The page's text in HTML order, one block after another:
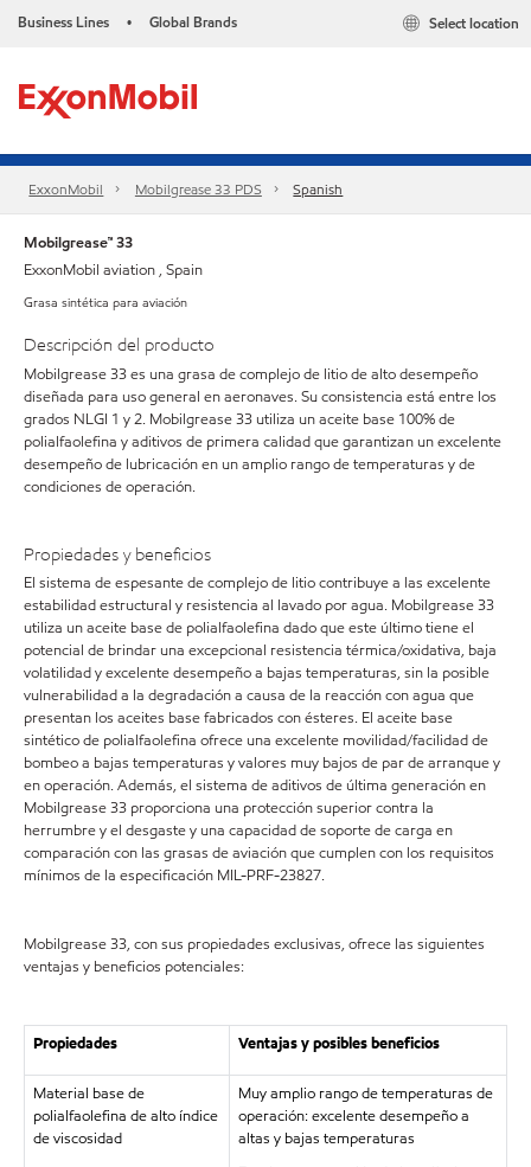
Business Lines • Global Brands Select location
ExxonMobil Mobilgrease 33 PDS Spanish
Mobilgrease™ 33
ExxonMobil aviation , Spain
Grasa sintética para aviación
Descripción del producto
Mobilgrease 33 es una grasa de complejo de litio de alto desempeño
diseñada para uso general en aeronaves. Su consistencia está entre los
grados NLGI 1 y 2. Mobilgrease 33 utiliza un aceite base 100% de
polialfaolefina y aditivos de primera calidad que garantizan un excelente
desempeño de lubricación en un amplio rango de temperaturas y de
condiciones de operación.
Propiedades y beneficios
El sistema de espesante de complejo de litio contribuye a las excelente
estabilidad estructural y resistencia al lavado por agua. Mobilgrease 33
utiliza un aceite base de polialfaolefina dado que este último tiene el
potencial de brindar una excepcional resistencia térmica/oxidativa, baja
volatilidad y excelente desempeño a bajas temperaturas, sin la posible
vulnerabilidad a la degradación a causa de la reacción con agua que
presentan los aceites base fabricados con ésteres. El aceite base
sintético de polialfaolefina ofrece una excelente movilidad/facilidad de
bombeo a bajas temperaturas y valores muy bajos de par de arranque y
en operación. Además, el sistema de aditivos de última generación en
Mobilgrease 33 proporciona una protección superior contra la
herrumbre y el desgaste y una capacidad de soporte de carga en
comparación con las grasas de aviación que cumplen con los requisitos
mínimos de la especificación MIL-PRF-23827.
Mobilgrease 33, con sus propiedades exclusivas, ofrece las siguientes
ventajas y beneficios potenciales:
Propiedades Ventajas y posibles beneficios
Material base de
polialfaolefina de alto índice
de viscosidad
Muy amplio rango de temperaturas de
operación: excelente desempeño a
altas y bajas temperaturas